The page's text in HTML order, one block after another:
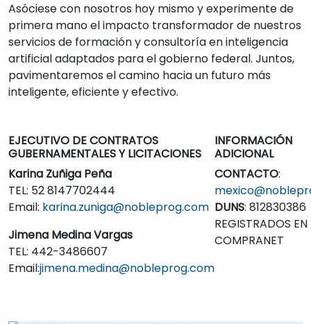
Asóciese con nosotros hoy mismo y experimente de
primera mano el impacto transformador de nuestros
servicios de formación y consultoría en inteligencia
artificial adaptados para el gobierno federal. Juntos,
pavimentaremos el camino hacia un futuro más
inteligente, eficiente y efectivo.
EJECUTIVO DE CONTRATOS
GUBERNAMENTALES Y LICITACIONES
Karina Zuñiga Peña
TEL: 52 8147702444
Email: karina.zuniga@nobleprog.com
Jimena Medina Vargas
TEL: 442-3486607
Email:jimena.medina@nobleprog.com
INFORMACIÓN
ADICIONAL
CONTACTO:
DUNS: 812830386
REGISTRADOS EN
COMPRANET